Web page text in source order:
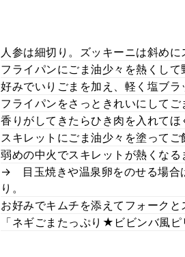
人参は細切り。ズッキーニは斜めに
フライパンにごま油少々を熱くして
好みでいりごまを加え、軽く塩ブラ
フライパンをさっときれいにしてご
香りがしてきたらひき肉を入れて
スキレットにごま油少々を塗ってご
弱めの中火でスキレットが熱くな
→ 目玉焼きや温泉卵をのせる場合
り。
お好みでキムチを添えてフォーク
「ネギごまたっぷり★ビビンバ風ピ